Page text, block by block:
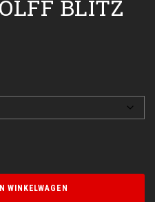
BLITZ
WINKELWAGEN